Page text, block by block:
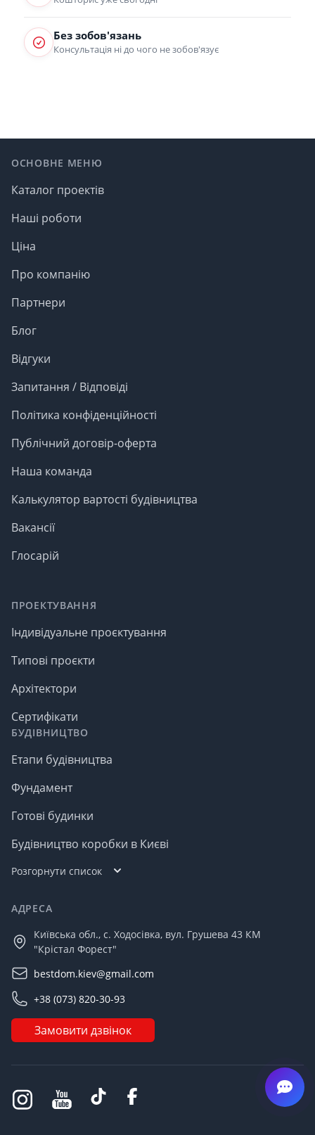
Без зобов'язань
Консультація ні до чого не зобов'язує
ОСНОВНЕ МЕНЮ
Каталог проектів
Наші роботи
Ціна
Про компанію
Партнери
Блог
Відгуки
Запитання / Відповіді
Політика конфіденційності
Публічний договір-оферта
Наша команда
Калькулятор вартості будівництва
Вакансії
Глосарій
ПРОЕКТУВАННЯ
Індивідуальне проєктування
Типові проєкти
Архітектори
Сертифікати
БУДІВНИЦТВО
Етапи будівництва
Фундамент
Готові будинки
Будівництво коробки в Києві
Розгорнути список
АДРЕСА
Київська обл., с. Ходосівка, вул. Грушева 43 КМ
"Крістал Форест"
bestdom.kiev@gmail.com
+38 (073) 820-30-93
Замовити дзвінок